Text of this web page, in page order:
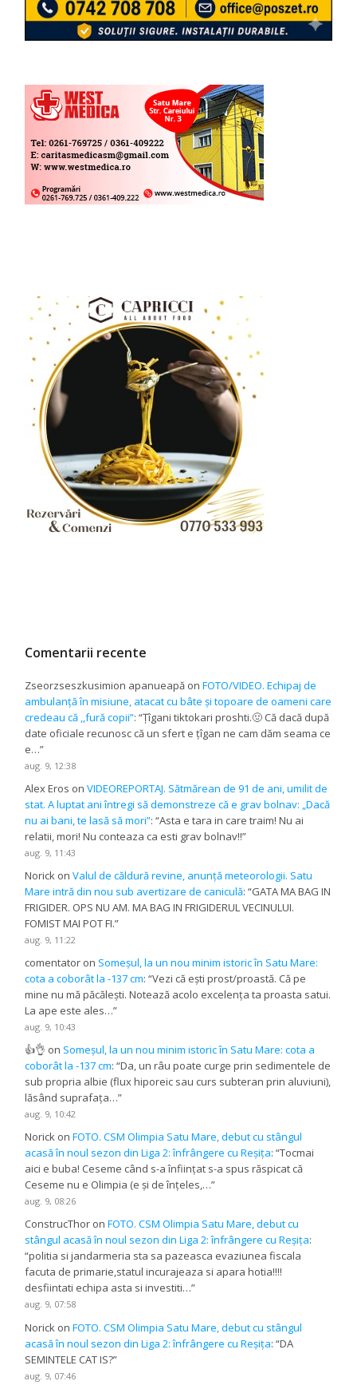
Comentarii recente
Zseorzseszkusimion apanueapă onFOTO/VIDEO. Echipaj de
ambulanță în misiune, atacat cu bâte și topoare de oameni care
credeau că ,,fură copii”: “Țîgani tiktokari proshti.🤢 Că dacă după
date oficiale recunosc că un sfert e țîgan ne cam dăm seama ce
e…”
aug. 9, 12:38
Alex Eros onVIDEOREPORTAJ. Sătmărean de 91 de ani, umilit de
stat. A luptat ani întregi să demonstreze că e grav bolnav: „Dacă
nu ai bani, te lasă să mori”: “Asta e tara in care traim! Nu ai
relatii, mori! Nu conteaza ca esti grav bolnav!!”
aug. 9, 11:43
Norick onValul de căldură revine, anunță meteorologii. Satu
Mare intră din nou sub avertizare de caniculă: “GATA MA BAG IN
FRIGIDER. OPS NU AM. MA BAG IN FRIGIDERUL VECINULUI.
FOMIST MAI POT FI.”
aug. 9, 11:22
comentator on Someșul, la un nou minim istoric în Satu Mare:
cota a coborât la -137 cm: “Vezi că ești prost/proastă. Că pe
mine nu mă păcălești. Notează acolo excelența ta proasta satui.
La ape este ales…”
aug. 9, 10:43
👍👌 on Someșul, la un nou minim istoric în Satu Mare: cota a
coborât la -137 cm: “Da, un râu poate curge prin sedimentele de
sub propria albie (flux hiporeic sau curs subteran prin aluviuni),
lăsând suprafața…”
aug. 9, 10:42
Norick onFOTO. CSM Olimpia Satu Mare, debut cu stângul
acasă în noul sezon din Liga 2: înfrângere cu Reșița: “Tocmai
aici e buba! Ceseme când s-a înființat s-a spus răspicat că
Ceseme nu e Olimpia (e și de înțeles,…”
aug. 9, 08:26
ConstrucThor onFOTO. CSM Olimpia Satu Mare, debut cu
stângul acasă în noul sezon din Liga 2: înfrângere cu Reșița:
“politia si jandarmeria sta sa pazeasca evaziunea fiscala
facuta de primarie,statul incurajeaza si apara hotia!!!!
desfiintati echipa asta si investiti…”
aug. 9, 07:58
Norick onFOTO. CSM Olimpia Satu Mare, debut cu stângul
acasă în noul sezon din Liga 2: înfrângere cu Reșița: “DA
SEMINTELE CAT IS?”
aug. 9, 07:46